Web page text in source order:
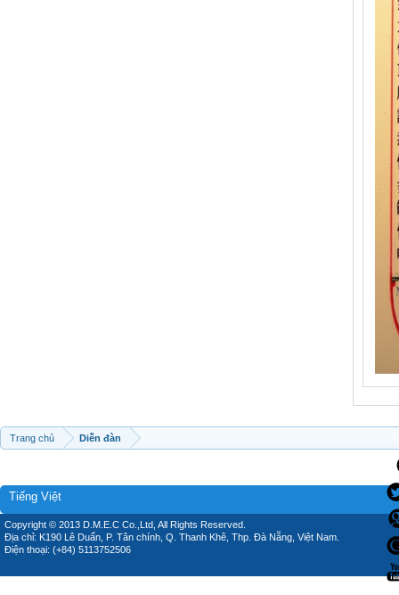
Trang chủ Diễn đàn
Tiếng Việt
Copyright © 2013 D.M.E.C Co.,Ltd, All Rights Reserved.
Địa chỉ: K190 Lê Duẩn, P. Tân chính, Q. Thanh Khê, Thp. Đà Nẵng, Việt Nam.
Điện thoại: (+84) 5113752506